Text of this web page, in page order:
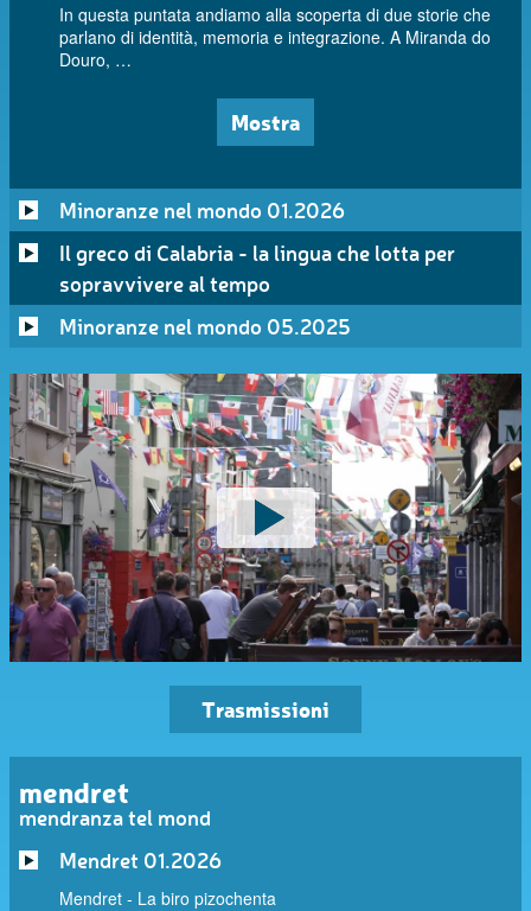
In questa puntata andiamo alla scoperta di due storie che
parlano di identità, memoria e integrazione. A Miranda do
Douro, …
Mostra
Minoranze nel mondo 01.2026
Il greco di Calabria - la lingua che lotta per
sopravvivere al tempo
Minoranze nel mondo 05.2025
Trasmissioni
mendret
mendranza tel mond
Mendret 01.2026
Mendret - La biro pizochenta